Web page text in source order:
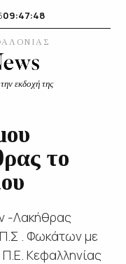
09:47:49
εκδοχή της
το
-Λακήθρας
. Φωκάτων με
Κεφαλληνίας